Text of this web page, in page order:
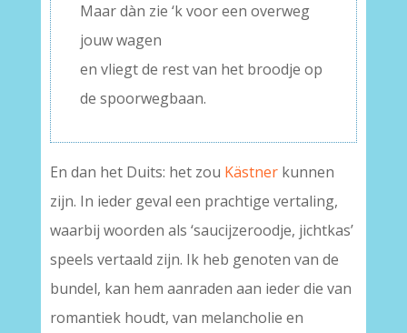
Maar dàn zie ‘k voor een overweg
jouw wagen
en vliegt de rest van het broodje op
de spoorwegbaan.
En dan het Duits: het zou Kästnerkunnen
zijn. In ieder geval een prachtige vertaling,
waarbij woorden als ‘saucijzeroodje, jichtkas’
speels vertaald zijn. Ik heb genoten van de
bundel, kan hem aanraden aan ieder die van
romantiek houdt, van melancholie en